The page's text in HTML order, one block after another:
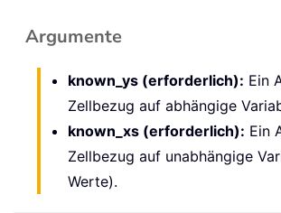
Argumente
known_ys (erforderlich): Ein
Zellbezug auf abhängige
known_xs (erforderlich): Ein
Zellbezug auf unabhängige
Werte).